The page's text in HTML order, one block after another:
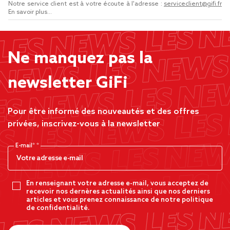
Notre service client est à votre écoute à l'adresse : serviceclient@gifi.fr
En savoir plus...
Ne manquez pas la
newsletter GiFi
Pour être informé des nouveautés et des offres
privées, inscrivez-vous à la newsletter
E-mail*
En renseignant votre adresse e-mail, vous acceptez de
recevoir nos dernères actualités ainsi que nos derniers
articles et vous prenez connaissance de notre politique
de confidentialité.